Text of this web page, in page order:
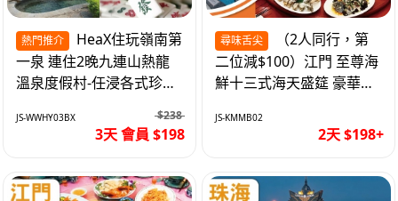
熱門推介
一泉 連住2晚九連山熱龍
溫泉度假村-任浸各式珍稀
JS-WWHY03BX $238
3天 會員 $198
尋味舌尖
二位減$100）江門 至尊海
鮮十三式海天盛筵 豪華三
2天
JS-KMMB02
2天 $198+